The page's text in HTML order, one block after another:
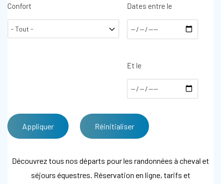
Confort Dates entre le
Et le
Découvrez tous nos départs pour les randonnées à cheval et
séjours équestres. Réservation en ligne, tarifs et